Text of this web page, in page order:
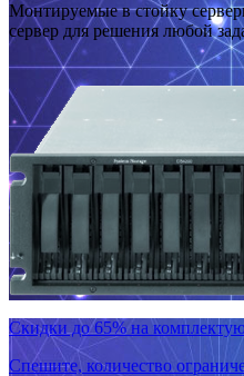
Монтируемые в стойку
сервер для решения любой
Скидки до 65% на
Спешите, количество